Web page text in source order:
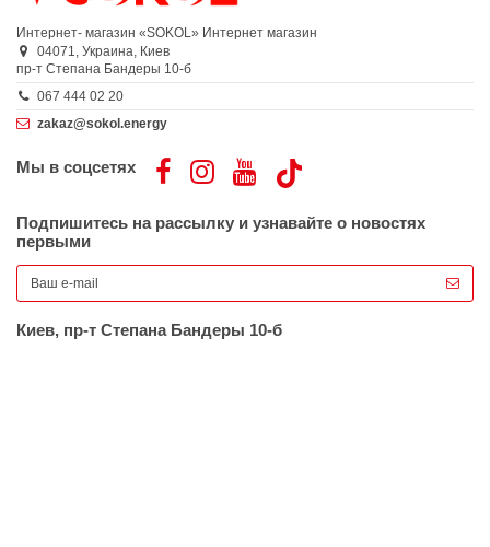
Интернет- магазин «SOKOL» Интернет магазин
04071, Украина, Киев
пр-т Степана Бандеры 10-б
067 444 02 20
zakaz@sokol.energy
Мы в соцсетях
Подпишитесь на рассылку и узнавайте о новостях
первыми
Киев, пр-т Степана Бандеры 10-б